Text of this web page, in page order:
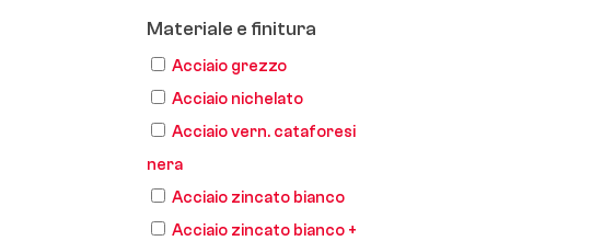
Materiale e finitura
Acciaio grezzo
Acciaio nichelato
Acciaio vern. cataforesi
nera
Acciaio zincato bianco
Acciaio zincato bianco +